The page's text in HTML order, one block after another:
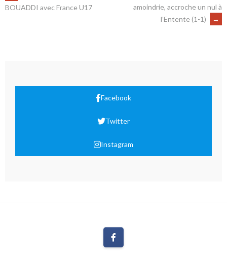
BOUADDI avec France U17
amoindrie, accroche un nul à
l’Entente (1-1)
→
Facebook
Twitter
Instagram